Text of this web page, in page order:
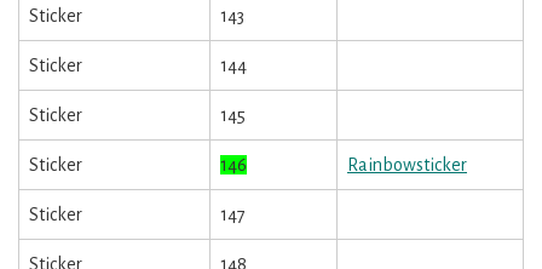
Sticker 143
Sticker 144
Sticker 145
Sticker 146 Rainbowsticker
Sticker 147
Sticker 148